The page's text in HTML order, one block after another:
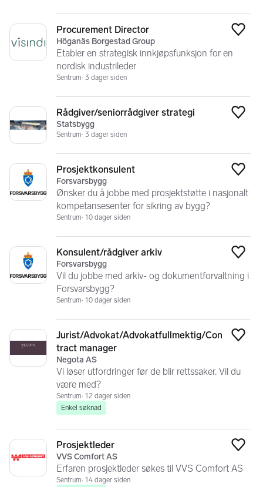
Procurement Director
Höganäs Borgestad Group
Etabler en strategisk innkjøpsfunksjon for en
nordisk industrileder
Sentrum 3 dager siden
Rådgiver/seniorrådgiver strategi
Statsbygg
Sentrum 3 dager siden
Prosjektkonsulent
Forsvarsbygg
Ønsker du å jobbe med prosjektstøtte i nasjonalt
kompetansesenter for sikring av bygg?
Sentrum 10 dager siden
Konsulent/rådgiver arkiv
Forsvarsbygg
Vil du jobbe med arkiv- og dokumentforvaltning i
Forsvarsbygg?
Sentrum 10 dager siden
Jurist/Advokat/Advokatfullmektig/Con
tract manager
Negota AS
Vi løser utfordringer før de blir rettssaker. Vil du
være med?
Sentrum 12 dager siden
Enkel søknad
Prosjektleder
VVS Comfort AS
Erfaren prosjektleder søkes til VVS Comfort AS
Sentrum 14 dager siden